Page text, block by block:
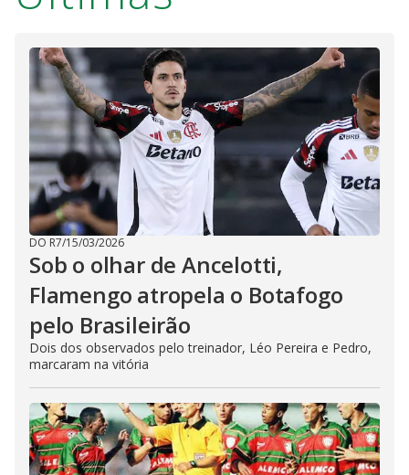
DO R7/15/03/2026
Sob o olhar de Ancelotti,
Flamengo atropela o Botafogo
pelo Brasileirão
Dois dos observados pelo treinador, Léo Pereira e Pedro,
marcaram na vitória